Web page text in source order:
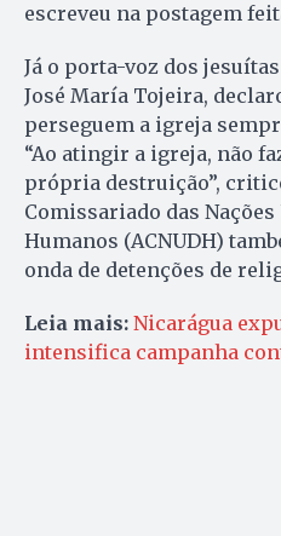
escreveu na postagem
Já o porta-voz dos
José María Tojeira,
perseguem a igreja
“Ao atingir a igreja, não
própria destruição”,
Comissariado das
Humanos (ACNUDH)
onda de detenções de
Leia mais: Nicarágua
intensifica campanha